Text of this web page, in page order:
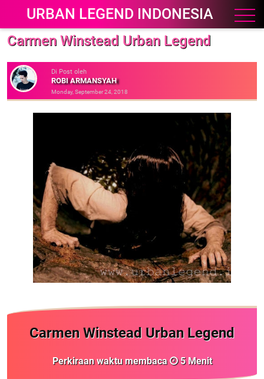
URBAN LEGEND INDONESIA
Carmen Winstead Urban Legend
Di Post oleh
ROBI ARMANSYAH
Monday, September 24, 2018
Carmen Winstead Urban Legend
Perkiraan waktu membaca 5Menit